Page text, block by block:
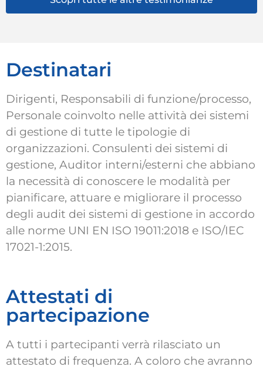
Destinatari
Dirigenti, Responsabili di funzione/processo,
Personale coinvolto nelle attività dei sistemi
di gestione di tutte le tipologie di
organizzazioni. Consulenti dei sistemi di
gestione, Auditor interni/esterni che abbiano
la necessità di conoscere le modalità per
pianificare, attuare e migliorare il processo
degli audit dei sistemi di gestione in accordo
alle norme UNI EN ISO 19011:2018 e ISO/IEC
17021-1:2015.
Attestati di
partecipazione
A tutti i partecipanti verrà rilasciato un
attestato di frequenza. A coloro che avranno